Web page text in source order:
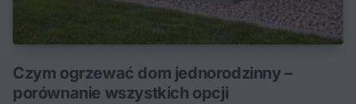
Czym ogrzewać dom jednorodzinny –
porównanie wszystkich opcji